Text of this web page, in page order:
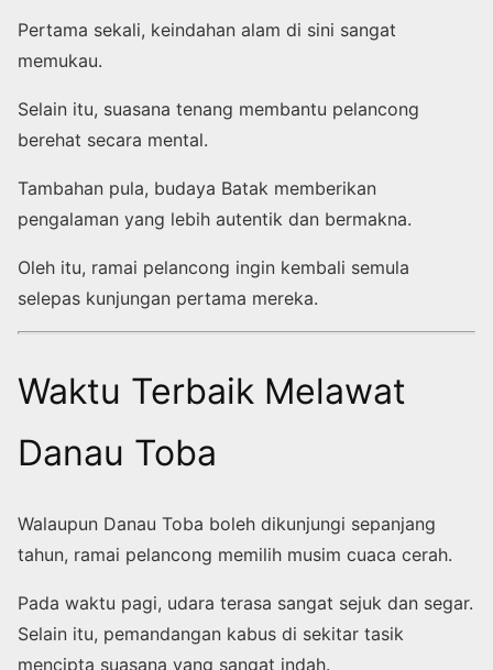
Pertama sekali, keindahan alam di sini sangat
memukau.
Selain itu, suasana tenang membantu pelancong
berehat secara mental.
Tambahan pula, budaya Batak memberikan
pengalaman yang lebih autentik dan bermakna.
Oleh itu, ramai pelancong ingin kembali semula
selepas kunjungan pertama mereka.
Waktu Terbaik Melawat
Danau Toba
Walaupun Danau Toba boleh dikunjungi sepanjang
tahun, ramai pelancong memilih musim cuaca cerah.
Pada waktu pagi, udara terasa sangat sejuk dan segar.
Selain itu, pemandangan kabus di sekitar tasik
mencipta suasana yang sangat indah.